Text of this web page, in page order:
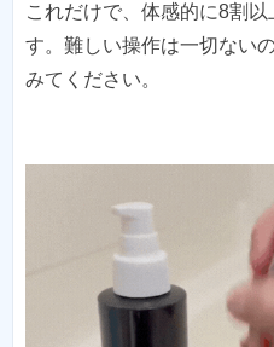
これだけで、体感的に8割
す。難しい操作は一切ない
みてください。